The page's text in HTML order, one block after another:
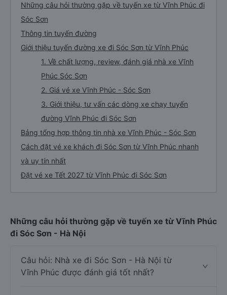
Những câu hỏi thường gặp về tuyến xe từ Vĩnh Phúc đi
Sóc Sơn
Thông tin tuyến đường
Giới thiệu tuyến đường xe đi Sóc Sơn từ Vĩnh Phúc
1. Về chất lượng, review, đánh giá nhà xe Vĩnh
Phúc Sóc Sơn
2. Giá vé xe Vĩnh Phúc - Sóc Sơn
3. Giới thiệu, tư vấn các dòng xe chạy tuyến
đường Vĩnh Phúc đi Sóc Sơn
Bảng tổng hợp thông tin nhà xe Vĩnh Phúc - Sóc Sơn
Cách đặt vé xe khách đi Sóc Sơn từ Vĩnh Phúc nhanh
và uy tín nhất
Đặt vé xe Tết 2027 từ Vĩnh Phúc đi Sóc Sơn
Những câu hỏi thường gặp về tuyến xe từ Vĩnh Phúc
đi Sóc Sơn - Hà Nội
Câu hỏi: Nhà xe đi Sóc Sơn - Hà Nội từ
Vĩnh Phúc được đánh giá tốt nhất?